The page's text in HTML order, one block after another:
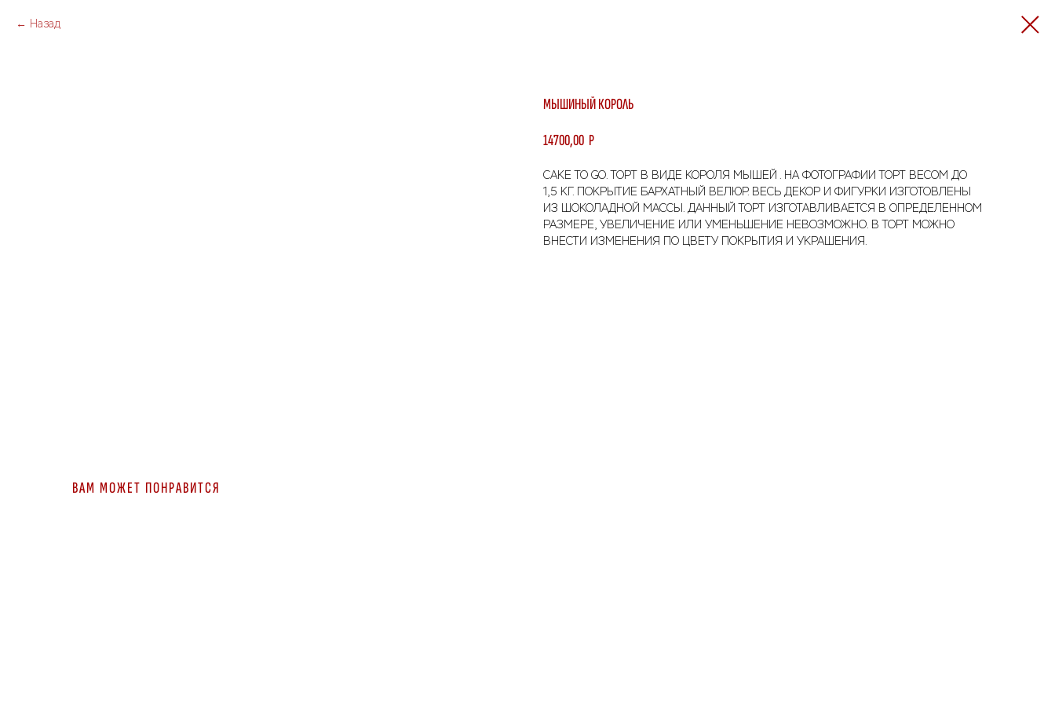
Назад
МЫШИНЫЙ КОРОЛЬ
14700,00 Р
CAKE TO GO. ТОРТ В ВИДЕ КОРОЛЯ МЫШЕЙ . НА ФОТОГРАФИИ ТОРТ ВЕСОМ ДО
1,5 КГ. ПОКРЫТИЕ БАРХАТНЫЙ ВЕЛЮР. ВЕСЬ ДЕКОР И ФИГУРКИ ИЗГОТОВЛЕНЫ
ИЗ ШОКОЛАДНОЙ МАССЫ. ДАННЫЙ ТОРТ ИЗГОТАВЛИВАЕТСЯ В ОПРЕДЕЛЕННОМ
РАЗМЕРЕ, УВЕЛИЧЕНИЕ ИЛИ УМЕНЬШЕНИЕ НЕВОЗМОЖНО. В ТОРТ МОЖНО
ВНЕСТИ ИЗМЕНЕНИЯ ПО ЦВЕТУ ПОКРЫТИЯ И УКРАШЕНИЯ.
ВАМ МОЖЕТ ПОНРАВИТСЯ